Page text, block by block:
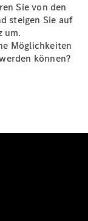
Sie von den
steigen Sie auf
um.
Möglichkeiten
können?